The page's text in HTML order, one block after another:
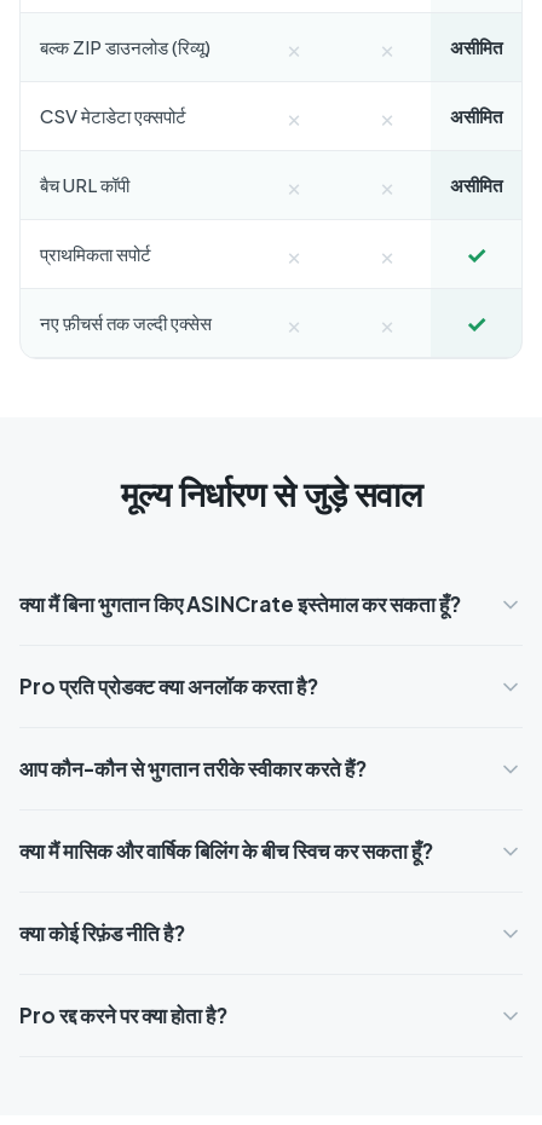
बल्क ZIP डाउनलोड (रिव्यू) × × असीमित
CSV मेटाडेटा एक्सपोर्ट × × असीमित
बैच URL कॉपी × × असीमित
प्राथमिकता सपोर्ट × × ✓
नए फ़ीचर्स तक जल्दी एक्सेस × × ✓
मूल्य निर्धारण से जुड़े सवाल
क्या मैं बिना भुगतान किए ASINCrate इस्तेमाल कर सकता हूँ?
Pro प्रति प्रोडक्ट क्या अनलॉक करता है?
आप कौन-कौन से भुगतान तरीके स्वीकार करते हैं?
क्या मैं मासिक और वार्षिक बिलिंग के बीच स्विच कर सकता हूँ?
क्या कोई रिफ़ंड नीति है?
Pro रद्द करने पर क्या होता है?